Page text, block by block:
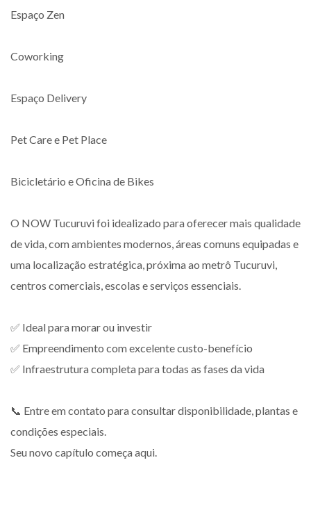
Espaço Zen
Coworking
Espaço Delivery
Pet Care e Pet Place
Bicicletário e Oficina de Bikes
O NOW Tucuruvi foi idealizado para oferecer mais qualidade
de vida, com ambientes modernos, áreas comuns equipadas e
uma localização estratégica, próxima ao metrô Tucuruvi,
centros comerciais, escolas e serviços essenciais.
✅ Ideal para morar ou investir
✅ Empreendimento com excelente custo-benefício
✅ Infraestrutura completa para todas as fases da vida
📞 Entre em contato para consultar disponibilidade, plantas e
condições especiais.
Seu novo capítulo começa aqui.